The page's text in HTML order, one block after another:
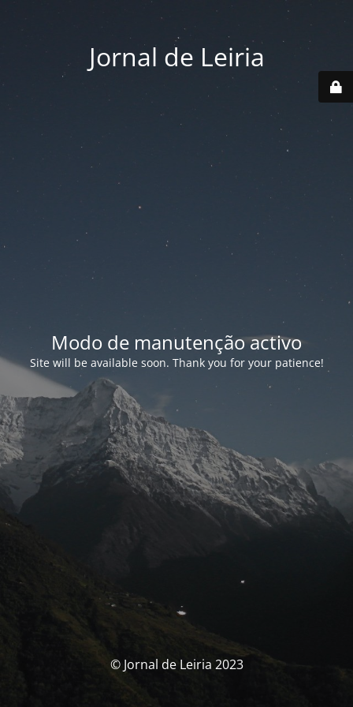
Jornal de Leiria
Modo de manutenção activo
Site will be available soon. Thank you for your patience!
© Jornal de Leiria 2023